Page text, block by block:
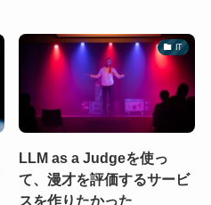
IT
LLM as a Judgeを使っ
て、漫才を評価するサービ
スを作りたかった